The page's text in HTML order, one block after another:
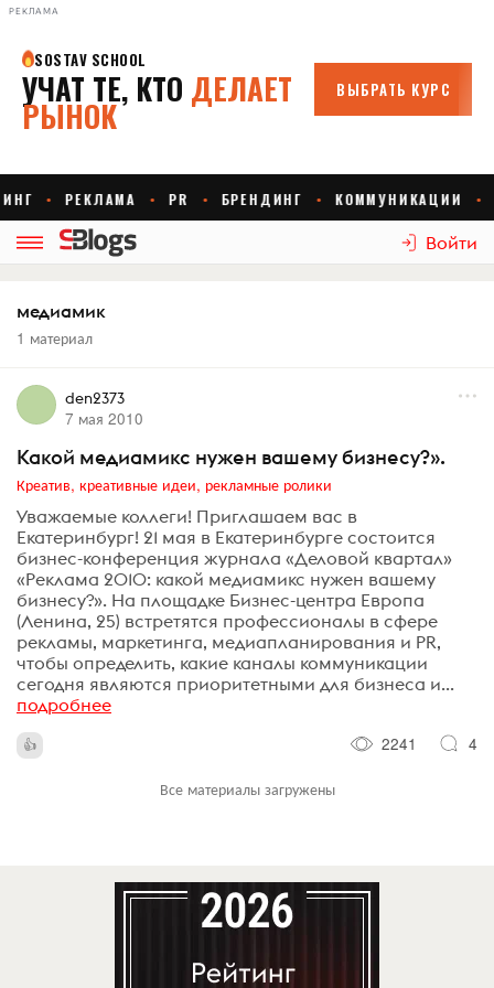
РЕКЛАМА
Войти
медиамик
1 материал
den2373
7 мая 2010
Какой медиамикс нужен вашему бизнесу?».
Креатив, креативные идеи, рекламные ролики
Уважаемые коллеги! Приглашаем вас в
Екатеринбург! 21 мая в Екатеринбурге состоится
бизнес-конференция журнала «Деловой квартал»
«Реклама 2010: какой медиамикс нужен вашему
бизнесу?». На площадке Бизнес-центра Европа
(Ленина, 25) встретятся профессионалы в сфере
рекламы, маркетинга, медиапланирования и PR,
чтобы определить, какие каналы коммуникации
сегодня являются приоритетными для бизнеса и...
подробнее
2241
4
Все материалы загружены